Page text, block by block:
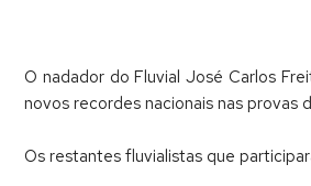
O nadador do Fluvial José Carlos
novos recordes nacionais nas
Os restantes fluvialistas que